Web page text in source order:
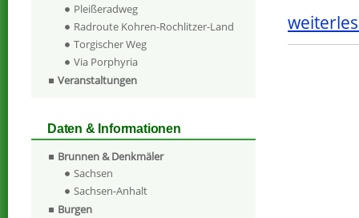
Pleißeradweg
Radroute Kohren-Rochlitzer-Land
Torgischer Weg
Via Porphyria
Veranstaltungen
Daten & Informationen
Brunnen & Denkmäler
Sachsen
Sachsen-Anhalt
Burgen